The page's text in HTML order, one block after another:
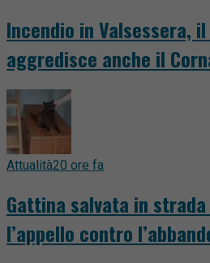
Incendio in Valsessera,
aggredisce anche il
Attualità20 ore fa
Gattina salvata in
l’appello contro